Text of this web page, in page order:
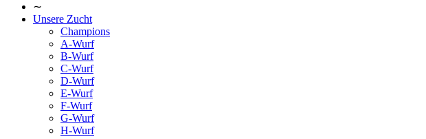
∼
Unsere Zucht
Champions
A-Wurf
B-Wurf
C-Wurf
D-Wurf
E-Wurf
F-Wurf
G-Wurf
H-Wurf